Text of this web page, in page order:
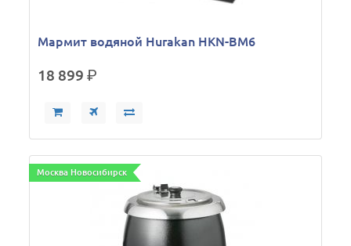
Мармит водяной Hurakan HKN-BM6
18 899р.
Москва Новосибирск